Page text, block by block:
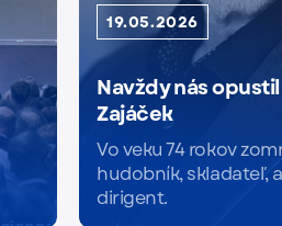
19.05.2026
Navždy nás
Zajáček
Vo veku 74 rokov
hudobník, skladateľ,
dirigent.